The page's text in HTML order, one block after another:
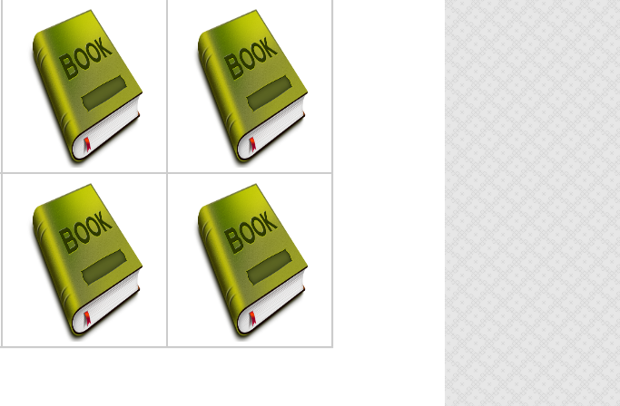
BERPERANG DEMI TUHAN :
Penulis :Karen Amstrong
Penerbit :Mizan
Th.Terbit :2013
Beyond Good and Evil
Penulis :Friedrich Nietzsche
Penerbit :Ikon Teralitera
Th.Terbit :2002